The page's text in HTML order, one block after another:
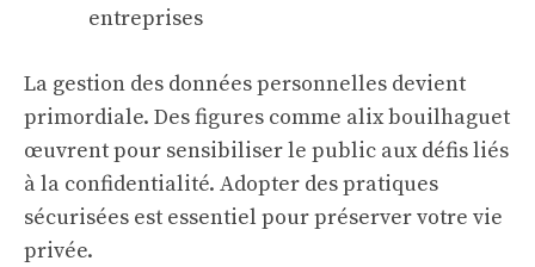
entreprises
La gestion des données personnelles devient
primordiale. Des figures comme alix bouilhaguet
œuvrent pour sensibiliser le public aux défis liés
à la confidentialité. Adopter des pratiques
sécurisées est essentiel pour préserver votre vie
privée.